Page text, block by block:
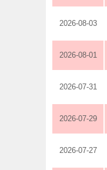
2026-08-03
2026-08-01
2026-07-31
2026-07-29
2026-07-27